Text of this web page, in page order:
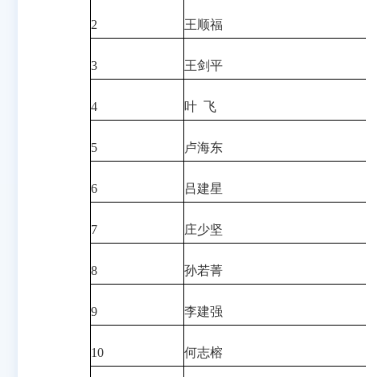
2 王顺福
3 王剑平
4 叶 飞
5 卢海东
6 吕建星
7 庄少坚
8 孙若菁
9 李建强
10 何志榕